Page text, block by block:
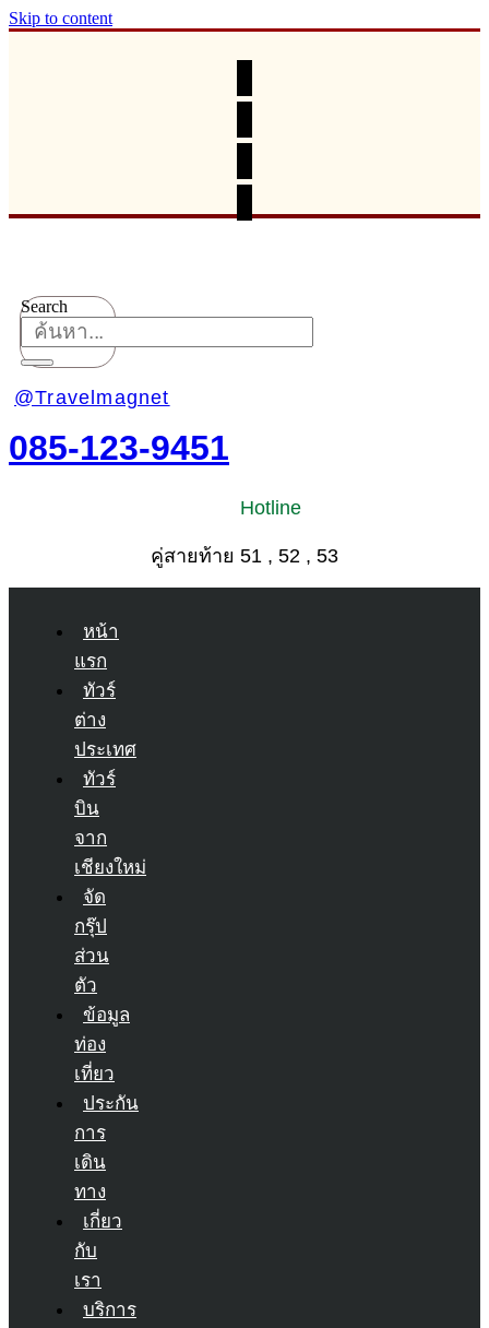
Skip to content
Search
@Travelmagnet
085-123-9451
Hotline
คู่สายท้าย 51 , 52 , 53
หน้า
แรก
ทัวร์
ต่าง
ประเทศ
ทัวร์
บิน
จาก
เชียงใหม่
จัด
กรุ๊ป
ส่วน
ตัว
ข้อมูล
ท่อง
เที่ยว
ประกัน
การ
เดิน
ทาง
เกี่ยว
กับ
เรา
บริการ